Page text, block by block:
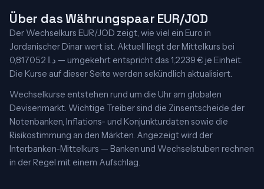
Über das Währungspaar EUR/JOD
Der Wechselkurs EUR/JOD zeigt, wie viel ein Euro in
Jordanischer Dinar wert ist. Aktuell liegt der Mittelkurs bei
0,817052 د.ا — umgekehrt entspricht das 1,2239 € je Einheit.
Die Kurse auf dieser Seite werden sekündlich aktualisiert.
Wechselkurse entstehen rund um die Uhr am globalen
Devisenmarkt. Wichtige Treiber sind die Zinsentscheide der
Notenbanken, Inflations- und Konjunkturdaten sowie die
Risikostimmung an den Märkten. Angezeigt wird der
Interbanken-Mittelkurs — Banken und Wechselstuben rechnen
in der Regel mit einem Aufschlag.